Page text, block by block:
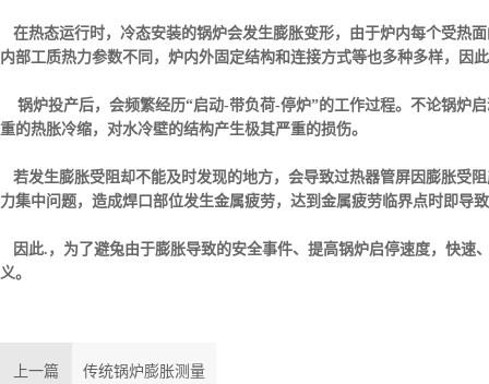
在热态运行时，冷态安装的锅炉会发生膨胀变形，由于炉内每个受热
内部工质热力参数不同，炉内外固定结构和连接方式等也多种多样，因
锅炉投产后，会频繁经历“启动-带负荷-停炉”的工作过程。不论锅炉
重的热胀冷缩，对水冷壁的结构产生极其严重的损伤。
若发生膨胀受阻却不能及时发现的地方，会导致过热器管屏因膨胀受
力集中问题，造成焊口部位发生金属疲劳，达到金属疲劳临界点时即导
因此. ，为了避兔由于膨胀导致的安全事件、提高锅炉启停速度，快
义。
上一篇 传统锅炉膨胀测量